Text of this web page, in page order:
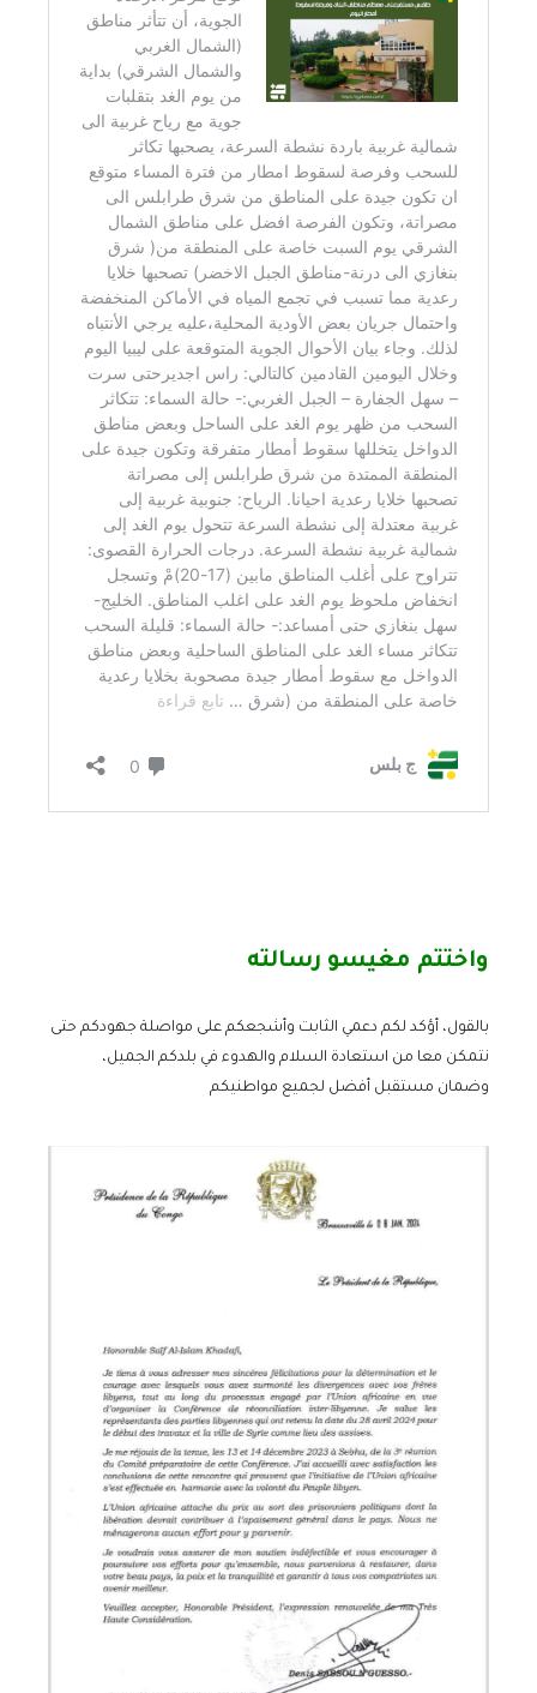
واختتم مغيسو رسالته
بالقول، أؤكد لكم دعمي الثابت وأشجعكم على مواصلة جهودكم حتى
نتمكن معا من استعادة السلام والهدوء في بلدكم الجميل،
وضمان مستقبل أفضل لجميع مواطنيكم